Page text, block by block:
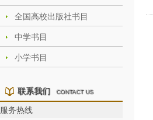
全国高校出版社书目
中学书目
小学书目
联系我们 CONTACT US
服务热线